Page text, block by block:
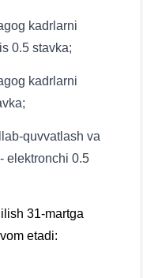
kadrlarni
0.5 stavka;
kadrlarni
quvvatlash va
elektronchi 0.5
31-martga
etadi: